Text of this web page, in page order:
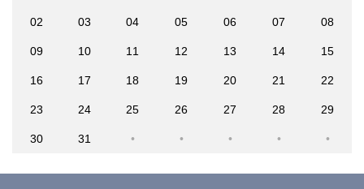
02 03 04 05 06 07 08
09 10 11 12 13 14 15
16 17 18 19 20 21 22
23 24 25 26 27 28 29
30 31